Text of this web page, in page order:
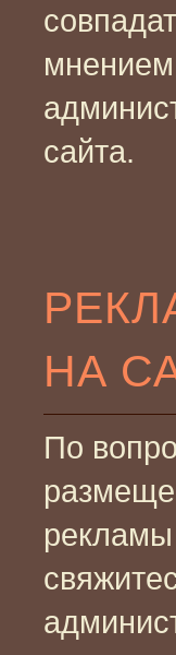
мнением
сайта.
НА
По